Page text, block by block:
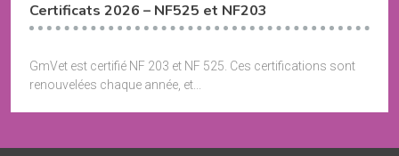
Certificats 2026 – NF525 et NF203
GmVet est certifié NF 203 et NF 525. Ces certifications sont
renouvelées chaque année, et...